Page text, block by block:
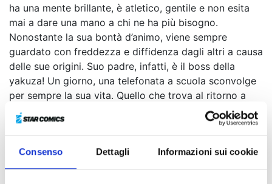
Consenso Dettagli Informazioni sui cookie
ha una mente brillante, è atletico, gentile e non esita
mai a dare una mano a chi ne ha più bisogno.
Nonostante la sua bontà d’animo, viene sempre
guardato con freddezza e diffidenza dagli altri a causa
delle sue origini. Suo padre, infatti, è il boss della
yakuza! Un giorno, una telefonata a scuola sconvolge
per sempre la sua vita. Quello che trova al ritorno a
casa è la realizzazione del suo incubo peggiore, un
inferno che ha odore di sangue. Sotto una pioggia
battente, in una casa che porta ancora le cicatrici
dello sterminio della sua famiglia, Soshi giura di
vendicarsi... Ha così inizio l’epopea di un ragazzo che